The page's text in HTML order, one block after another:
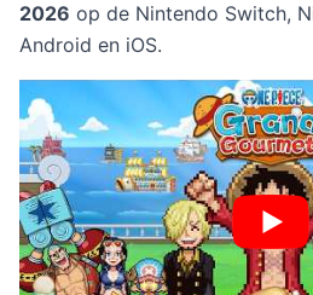
2026 op de Nintendo Switch,
Android en iOS.